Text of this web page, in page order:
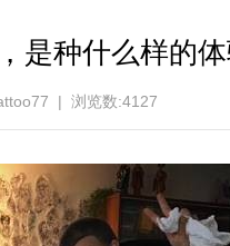
是种什么样的
| 浏览数:4127